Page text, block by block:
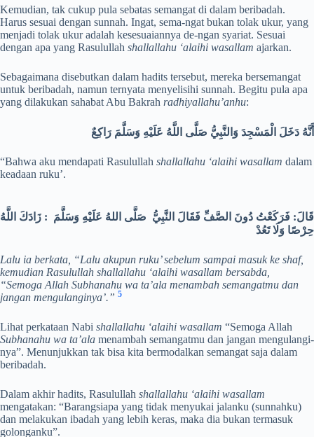
Kemudian, tak cukup pula sebatas semangat di dalam beribadah.
Harus sesuai dengan sunnah. Ingat, sema-ngat bukan tolak ukur, yang
menjadi tolak ukur adalah kesesuaiannya de-ngan syariat. Sesuai
dengan apa yang Rasulullah shallallahu ‘alaihi wasallam ajarkan.
Sebagaimana disebutkan dalam hadits tersebut, mereka bersemangat
untuk beribadah, namun ternyata menyelisihi sunnah. Begitu pula apa
yang dilakukan sahabat Abu Bakrah radhiyallahu’anhu:
أَنَّهُ دَخَلَ الْمَسْجِدَ وَالنَّبِيُّ صَلَّى اللَّهُ عَلَيْهِ وَسَلَّمَ رَاكِعٌ
“Bahwa aku mendapati Rasulullah shallallahu ‘alaihi wasallam dalam
keadaan ruku’.
قَالَ: فَرَكَعْتُ دُونَ الصَّفِّ فَقَالَ النَّبِيُّ صَلَّى اللهُ عَلَيْهِ وَسَلَّمَ : زَادَكَ اللَّهُ
حِرْصًا وَلَا تَعُدْ
Lalu ia berkata, “Lalu akupun ruku’ sebelum sampai masuk ke shaf,
kemudian Rasulullah shallallahu ‘alaihi wasallam bersabda,
“Semoga Allah Subhanahu wa ta’ala menambah semangatmu dan
jangan mengulanginya’.” 5
Lihat perkataan Nabi shallallahu ‘alaihi wasallam “Semoga Allah
Subhanahu wa ta’ala menambah semangatmu dan jangan mengulangi-
nya”. Menunjukkan tak bisa kita bermodalkan semangat saja dalam
beribadah.
Dalam akhir hadits, Rasulullah shallallahu ‘alaihi wasallam
mengatakan: “Barangsiapa yang tidak menyukai jalanku (sunnahku)
dan melakukan ibadah yang lebih keras, maka dia bukan termasuk
golonganku”.